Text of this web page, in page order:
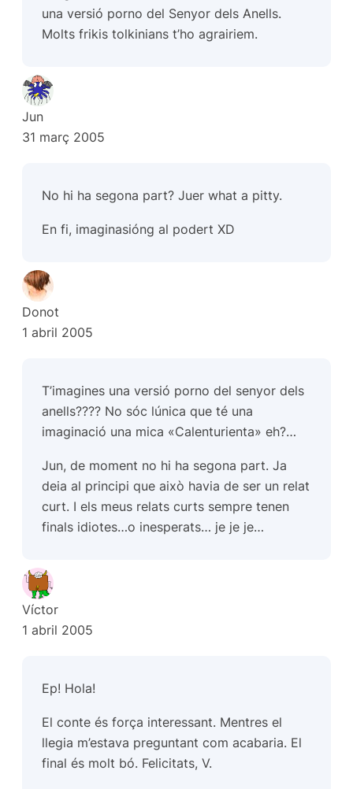
una versió porno del Senyor dels Anells.
Molts frikis tolkinians t’ho agrairiem.
Jun
31 març 2005
No hi ha segona part? Juer what a pitty.
En fi, imaginasióng al podert XD
Donot
1 abril 2005
T’imagines una versió porno del senyor dels
anells???? No sóc lúnica que té una
imaginació una mica «Calenturienta» eh?…
Jun, de moment no hi ha segona part. Ja
deia al principi que això havia de ser un relat
curt. I els meus relats curts sempre tenen
finals idiotes…o inesperats… je je je…
Víctor
1 abril 2005
Ep! Hola!
El conte és força interessant. Mentres el
llegia m’estava preguntant com acabaria. El
final és molt bó. Felicitats, V.